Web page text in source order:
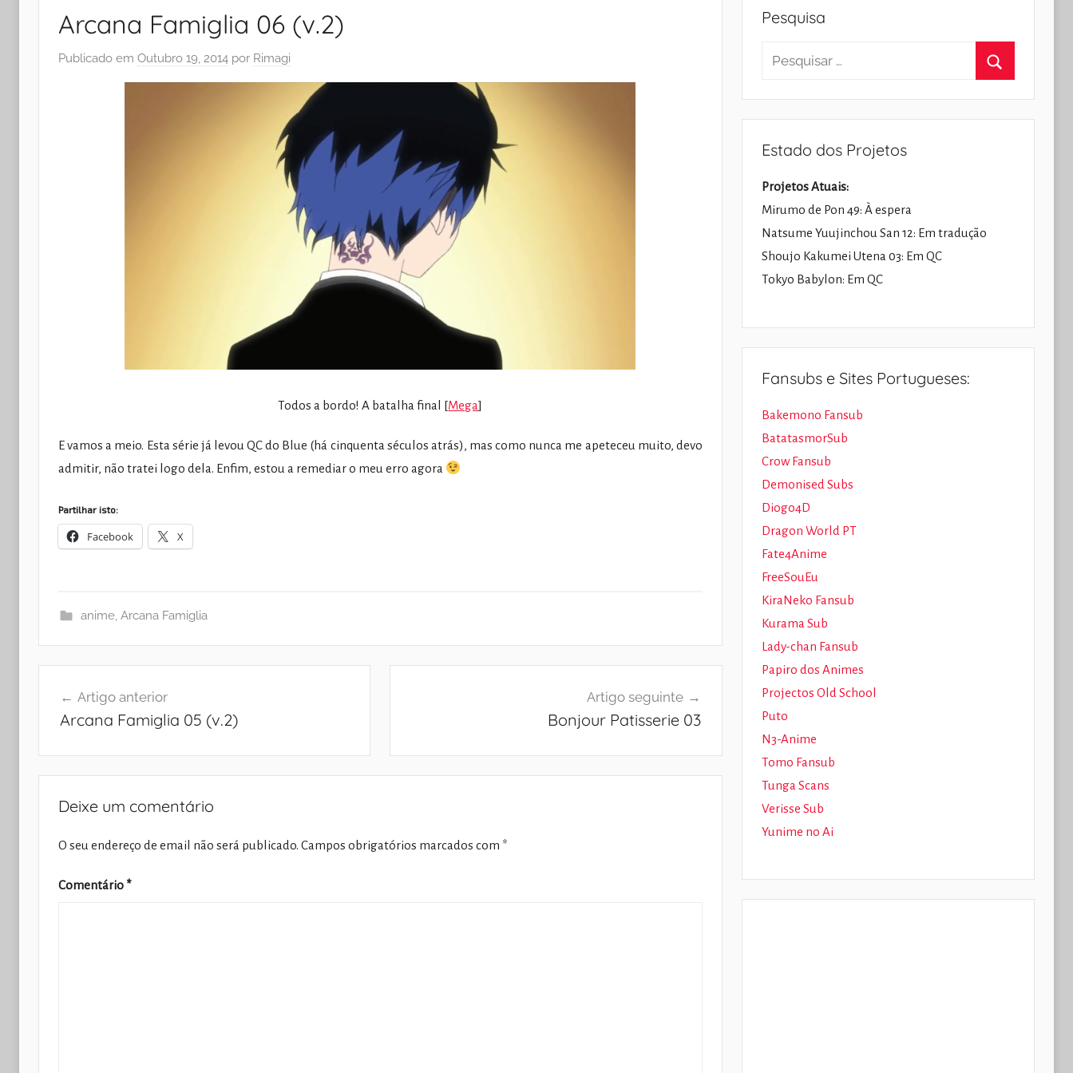
Arcana Famiglia 06 (v.2)
Publicado em Outubro 19, 2014 por Rimagi
Todos a bordo! A batalha final [Mega]
E vamos a meio. Esta série já levou QC do Blue (há cinquenta séculos atrás), mas como nunca me apeteceu muito, devo
admitir, não tratei logo dela. Enfim, estou a remediar o meu erro agora
Partilhar isto:
Facebook X
anime, Arcana Famiglia
Artigo anterior
Arcana Famiglia 05 (v.2)
Artigo seguinte
Bonjour Patisserie 03
Deixe um comentário
O seu endereço de email não será publicado. Campos obrigatórios marcados com *
Comentário *
Pesquisa
Pesquisar
Estado dos Projetos
Projetos Atuais:
Mirumo de Pon 49: À espera
Natsume Yuujinchou San 12: Em tradução
Shoujo Kakumei Utena 03: Em QC
Tokyo Babylon: Em QC
Fansubs e Sites Portugueses:
Bakemono Fansub
BatatasmorSub
Crow Fansub
Demonised Subs
Diogo4D
Dragon World PT
Fate4Anime
FreeSouEu
KiraNeko Fansub
Kurama Sub
Lady-chan Fansub
Papiro dos Animes
Projectos Old School
Puto
N3-Anime
Tomo Fansub
Tunga Scans
Verisse Sub
Yunime no Ai